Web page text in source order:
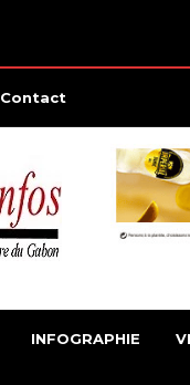
Contact
INFOGRAPHIE